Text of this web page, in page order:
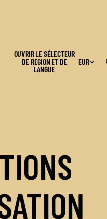
OUVRIR LE SÉLECTEUR
DE RÉGION ET DE
LANGUE
EUR